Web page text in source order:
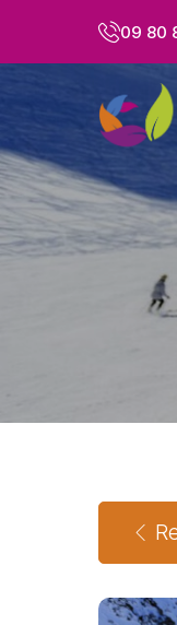
09 80